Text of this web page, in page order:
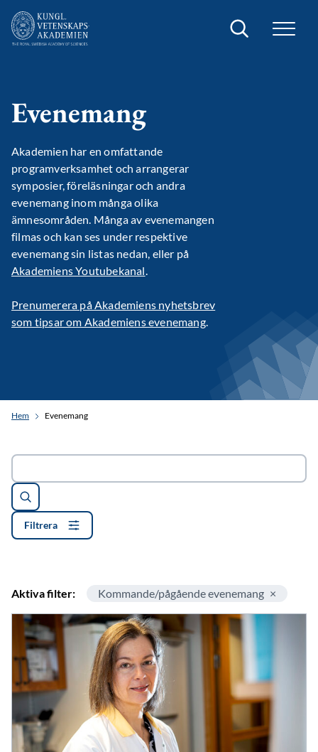
Sök
Evenemang
Akademien har en omfattande
programverksamhet och arrangerar
symposier, föreläsningar och andra
evenemang inom många olika
ämnesområden. Många av evenemangen
filmas och kan ses under respektive
evenemang sin listas nedan, eller på
Akademiens Youtubekanal.
Prenumerera på Akademiens nyhetsbrev
som tipsar om Akademiens evenemang.
Hem Evenemang
Sök
Filtrera
Aktiva filter: Kommande/pågående evenemang